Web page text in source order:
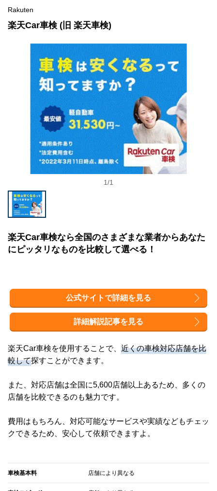
Rakuten
楽天Car車検 (旧 楽天車検)
1/1
楽天Car車検なら全国のさまざまな業者からあなた
にピッタリなものを比較して選べる！
公式サイトで詳細を見る
詳細解説記事を見る
楽天Car車検を使用することで、 近くの車検対応店舗を比
較して探すことができます。
また、対応店舗は全国に5,600店舗以上あるため、多くの
店舗を比較できるのも魅力です。
費用はもちろん、対応可能なサービスや実績などもチェッ
クできるため、安心して依頼できますよ。
車検基本料 店舗により異なる